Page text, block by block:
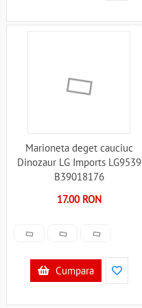
Marioneta deget cauciuc
Dinozaur LG Imports LG9539
B39018176
17.00 RON
Cumpara